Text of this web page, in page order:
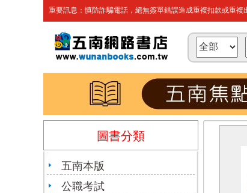
重要訊息：慎防詐騙電話，絕無簽單錯誤造成重複扣款或重複
圖書分類
五南本版
公職考試